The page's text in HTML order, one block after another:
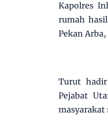
Kapolres
rumah
Pekan
Turut
Pejabat
masyarakat